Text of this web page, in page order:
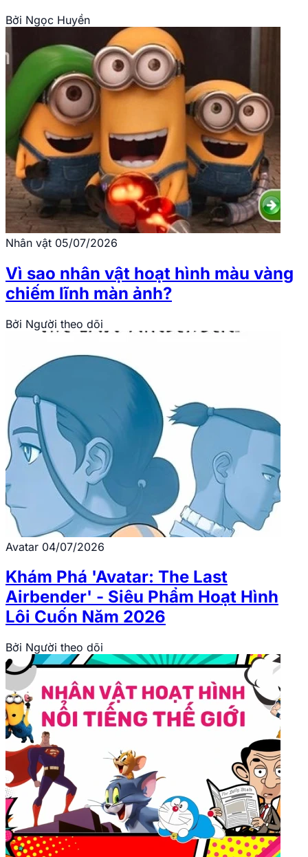
Bởi Ngọc Huyền
Nhân vật 05/07/2026
Vì sao nhân vật hoạt hình màu vàng
chiếm lĩnh màn ảnh?
Bởi Người theo dõi
Avatar 04/07/2026
Khám Phá 'Avatar: The Last
Airbender' - Siêu Phẩm Hoạt Hình
Lôi Cuốn Năm 2026
Bởi Người theo dõi